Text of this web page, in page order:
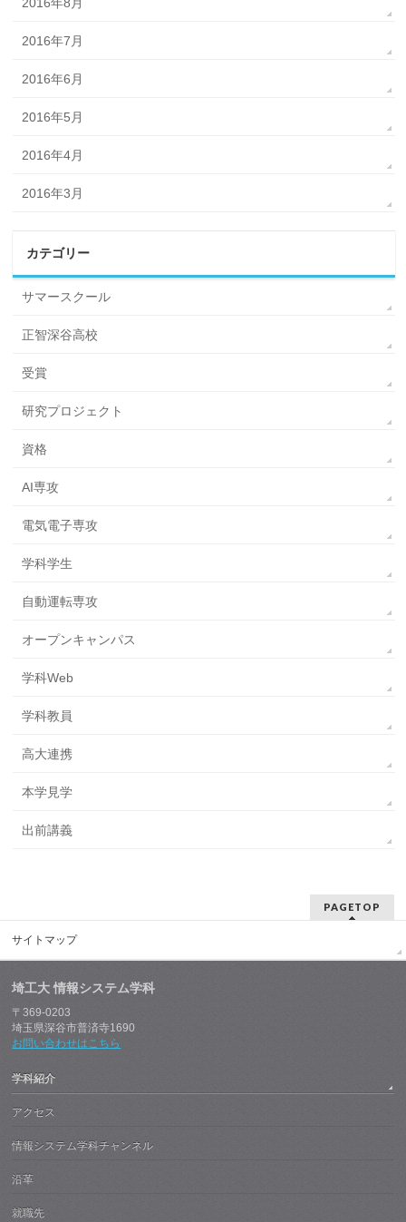
2016年7月
2016年6月
2016年5月
2016年4月
2016年3月
カテゴリー
サマースクール
正智深谷高校
受賞
研究プロジェクト
資格
AI専攻
電気電子専攻
学科学生
自動運転専攻
オープンキャンパス
学科Web
学科教員
高大連携
本学見学
出前講義
PAGETOP
サイトマップ
埼工大 情報システム学科
〒369-0203
埼玉県深谷市普済寺1690
お問い合わせはこちら
学科紹介
アクセス
情報システム学科チャンネル
沿革
就職先